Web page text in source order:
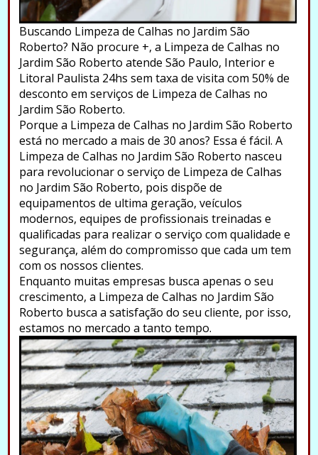
Buscando Limpeza de Calhas no Jardim São
Roberto? Não procure +, a Limpeza de Calhas no
Jardim São Roberto atende São Paulo, Interior e
Litoral Paulista 24hs sem taxa de visita com 50% de
desconto em serviços de Limpeza de Calhas no
Jardim São Roberto.
Porque a Limpeza de Calhas no Jardim São Roberto
está no mercado a mais de 30 anos? Essa é fácil. A
Limpeza de Calhas no Jardim São Roberto nasceu
para revolucionar o serviço de Limpeza de Calhas
no Jardim São Roberto, pois dispõe de
equipamentos de ultima geração, veículos
modernos, equipes de profissionais treinadas e
qualificadas para realizar o serviço com qualidade e
segurança, além do compromisso que cada um tem
com os nossos clientes.
Enquanto muitas empresas busca apenas o seu
crescimento, a Limpeza de Calhas no Jardim São
Roberto busca a satisfação do seu cliente, por isso,
estamos no mercado a tanto tempo.